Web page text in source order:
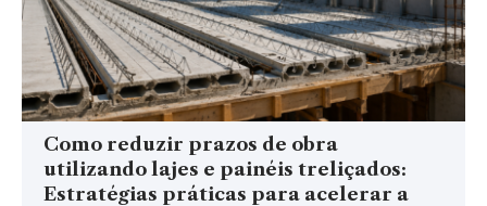
Como reduzir prazos de obra
utilizando lajes e painéis treliçados:
Estratégias práticas para acelerar a